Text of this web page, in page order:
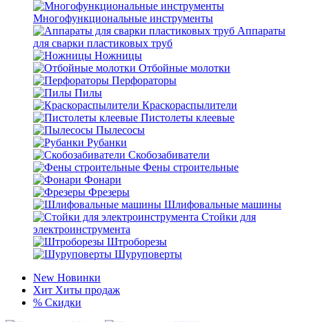
Многофункциональные инструменты
Аппараты
для сварки пластиковых труб
Ножницы
Отбойные молотки
Перфораторы
Пилы
Краскораспылители
Пистолеты клеевые
Пылесосы
Рубанки
Скобозабиватели
Фены строительные
Фонари
Фрезеры
Шлифовальные машины
Стойки для
электроинструмента
Штроборезы
Шуруповерты
New Новинки
Хит Хиты продаж
% Скидки